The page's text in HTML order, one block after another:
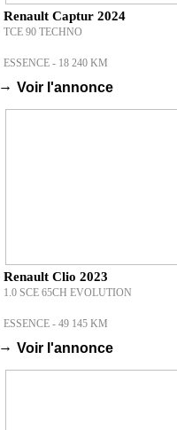
Renault Captur 2024
TCE 90 TECHNO
ESSENCE - 18 240 KM
→ Voir l'annonce
Renault Clio 2023
1.0 SCE 65CH EVOLUTION
ESSENCE - 49 145 KM
→ Voir l'annonce